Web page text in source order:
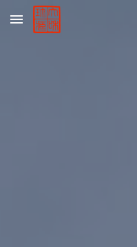
Skip to main content